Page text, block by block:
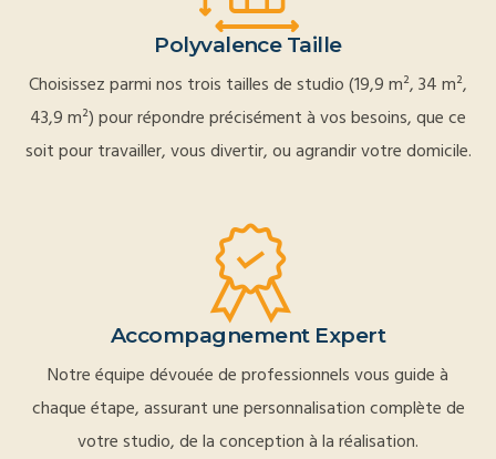
Polyvalence Taille
Choisissez parmi nos trois tailles de studio (19,9 m², 34 m²,
43,9 m²) pour répondre précisément à vos besoins, que ce
soit pour travailler, vous divertir, ou agrandir votre domicile.
Accompagnement Expert
Notre équipe dévouée de professionnels vous guide à
chaque étape, assurant une personnalisation complète de
votre studio, de la conception à la réalisation.